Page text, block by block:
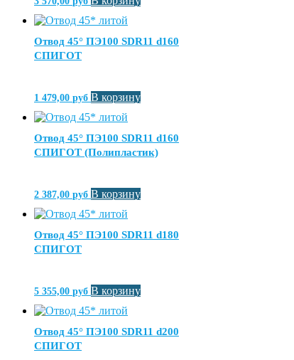
Отвод 45° ПЭ100 SDR11 d160
СПИГОТ
1 479,00 руб В корзину
Отвод 45° ПЭ100 SDR11 d160
СПИГОТ (Полипластик)
2 387,00 руб В корзину
Отвод 45° ПЭ100 SDR11 d180
СПИГОТ
5 355,00 руб В корзину
Отвод 45° ПЭ100 SDR11 d200
СПИГОТ